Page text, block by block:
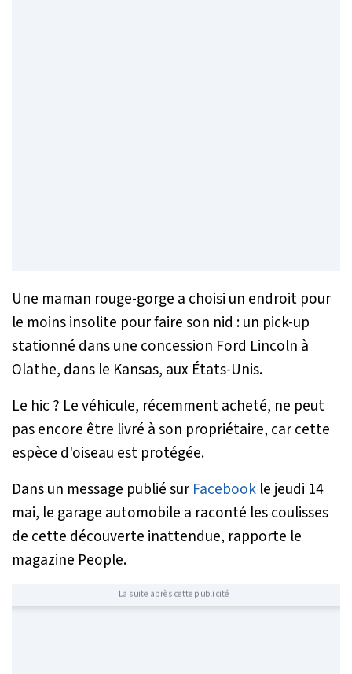
Une maman rouge-gorge a choisi un endroit pour
le moins insolite pour faire son nid : un pick-up
stationné dans une concession Ford Lincoln à
Olathe, dans le Kansas, aux États-Unis.
Le hic ? Le véhicule, récemment acheté, ne peut
pas encore être livré à son propriétaire, car cette
espèce d'oiseau est protégée.
Dans un message publié sur Facebook le jeudi 14
mai, le garage automobile a raconté les coulisses
de cette découverte inattendue, rapporte le
magazine People.
La suite après cette publicité